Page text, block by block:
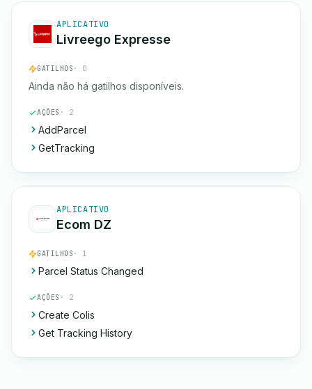
APLICATIVO
Livreego Expresse
GATILHOS · 0
Ainda não há gatilhos disponíveis.
AÇÕES · 2
AddParcel
GetTracking
APLICATIVO
Ecom DZ
GATILHOS · 1
Parcel Status Changed
AÇÕES · 2
Create Colis
Get Tracking History